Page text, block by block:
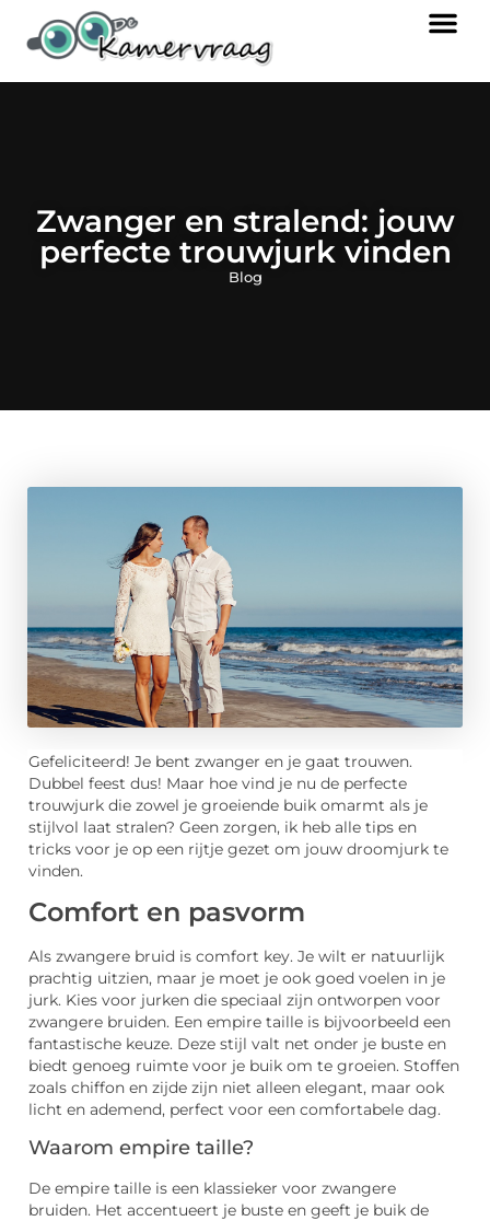
Zwanger en stralend: jouw
perfecte trouwjurk vinden
Blog
Gefeliciteerd! Je bent zwanger en je gaat trouwen.
Dubbel feest dus! Maar hoe vind je nu de perfecte
trouwjurk die zowel je groeiende buik omarmt als je
stijlvol laat stralen? Geen zorgen, ik heb alle tips en
tricks voor je op een rijtje gezet om jouw droomjurk te
vinden.
Comfort en pasvorm
Als zwangere bruid is comfort key. Je wilt er natuurlijk
prachtig uitzien, maar je moet je ook goed voelen in je
jurk. Kies voor jurken die speciaal zijn ontworpen voor
zwangere bruiden. Een empire taille is bijvoorbeeld een
fantastische keuze. Deze stijl valt net onder je buste en
biedt genoeg ruimte voor je buik om te groeien. Stoffen
zoals chiffon en zijde zijn niet alleen elegant, maar ook
licht en ademend, perfect voor een comfortabele dag.
Waarom empire taille?
De empire taille is een klassieker voor zwangere
bruiden. Het accentueert je buste en geeft je buik de